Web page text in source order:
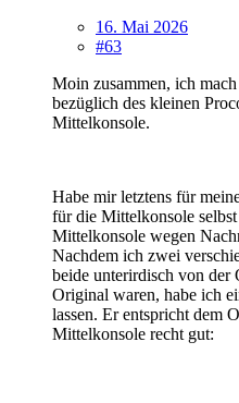
16. Mai 2026
#63
Moin zusammen, ich
bezüglich des kleinen
Mittelkonsole.
Habe mir letztens für
für die Mittelkonsole
Mittelkonsole wegen
Nachdem ich zwei
beide unterirdisch von der
Original waren, habe ich
lassen. Er entspricht dem
Mittelkonsole recht gut: